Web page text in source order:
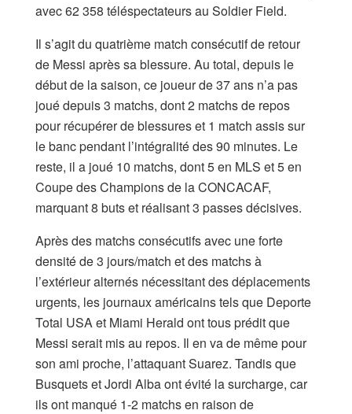
avec 62 358 téléspectateurs au Soldier Field.
Il s’agit du quatrième match consécutif de retour
de Messi après sa blessure. Au total, depuis le
début de la saison, ce joueur de 37 ans n’a pas
joué depuis 3 matchs, dont 2 matchs de repos
pour récupérer de blessures et 1 match assis sur
le banc pendant l’intégralité des 90 minutes. Le
reste, il a joué 10 matchs, dont 5 en MLS et 5 en
Coupe des Champions de la CONCACAF,
marquant 8 buts et réalisant 3 passes décisives.
Après des matchs consécutifs avec une forte
densité de 3 jours/match et des matchs à
l’extérieur alternés nécessitant des déplacements
urgents, les journaux américains tels que Deporte
Total USA et Miami Herald ont tous prédit que
Messi serait mis au repos. Il en va de même pour
son ami proche, l’attaquant Suarez. Tandis que
Busquets et Jordi Alba ont évité la surcharge, car
ils ont manqué 1-2 matchs en raison de